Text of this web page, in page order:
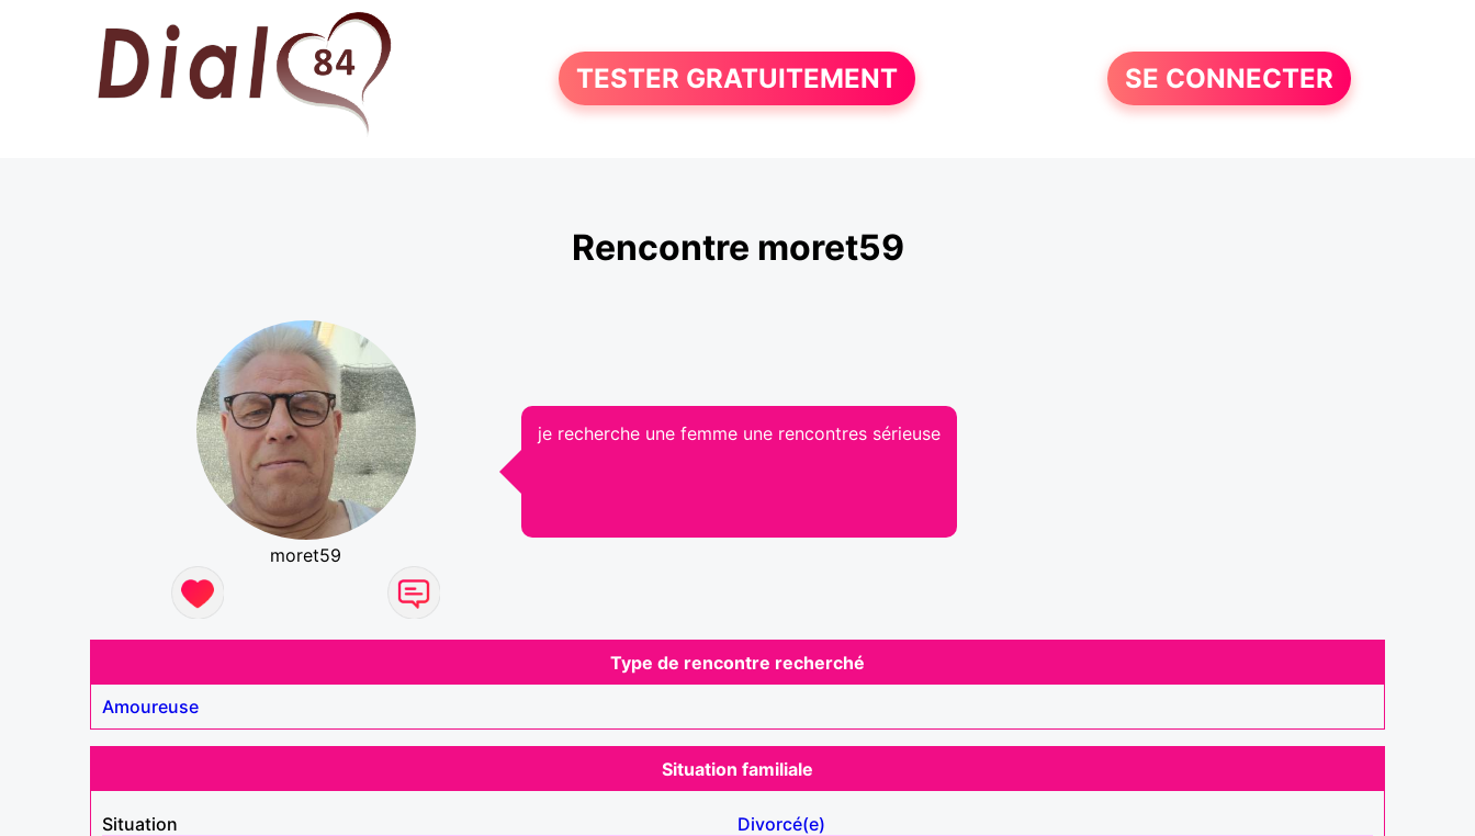
TESTER GRATUITEMENT SE CONNECTER
Rencontre moret59
moret59
je recherche une femme une rencontres sérieuse
Type de rencontre recherché
Amoureuse
Situation familiale
Situation
Divorcé(e)